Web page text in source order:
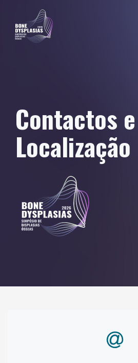
Contactos e
Localização